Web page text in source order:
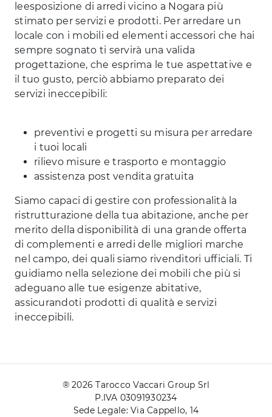
leesposizione di arredi vicino a Nogara più
stimato per servizi e prodotti. Per arredare un
locale con i mobili ed elementi accessori che hai
sempre sognato ti servirà una valida
progettazione, che esprima le tue aspettative e
il tuo gusto, perciò abbiamo preparato dei
servizi ineccepibili:
preventivi e progetti su misura per arredare
i tuoi locali
rilievo misure e trasporto e montaggio
assistenza post vendita gratuita
Siamo capaci di gestire con professionalità la
ristrutturazione della tua abitazione, anche per
merito della disponibilità di una grande offerta
di complementi e arredi delle migliori marche
nel campo, dei quali siamo rivenditori ufficiali. Ti
guidiamo nella selezione dei mobili che più si
adeguano alle tue esigenze abitative,
assicurandoti prodotti di qualità e servizi
ineccepibili.
® 2026 Tarocco Vaccari Group Srl
P.IVA 03091930234
Sede Legale: Via Cappello, 14